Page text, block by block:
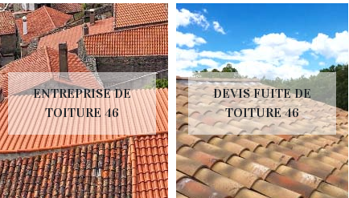
ENTREPRISE DE
TOITURE 46
DEVIS FUITE DE
TOITURE 46